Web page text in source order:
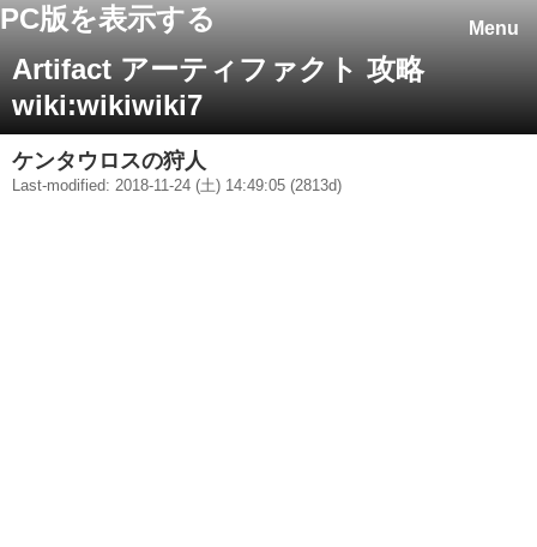
Menu
PC版を表示する
Artifact アーティファクト 攻略
wiki:wikiwiki7
ケンタウロスの狩人
Last-modified: 2018-11-24 (土) 14:49:05 (2813d)